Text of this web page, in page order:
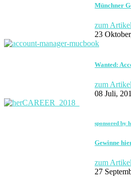
Münchner
zum Artikel
23
Wanted:
zum Artikel
08 Juli,
sponsored by
Gewinne
zum Artikel
27